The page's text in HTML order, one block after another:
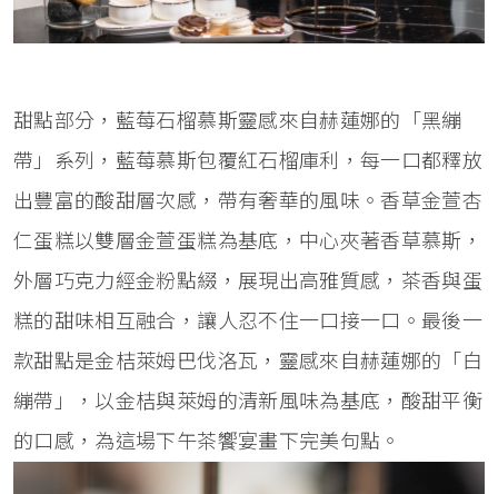
甜點部分，藍莓石榴慕斯靈感來自赫蓮娜的「黑繃
帶」系列，藍莓慕斯包覆紅石榴庫利，每一口都釋放
出豐富的酸甜層次感，帶有奢華的風味。香草金萱杏
仁蛋糕以雙層金萱蛋糕為基底，中心夾著香草慕斯，
外層巧克力經金粉點綴，展現出高雅質感，茶香與蛋
糕的甜味相互融合，讓人忍不住一口接一口。最後一
款甜點是金桔萊姆巴伐洛瓦，靈感來自赫蓮娜的「白
繃帶」，以金桔與萊姆的清新風味為基底，酸甜平衡
的口感，為這場下午茶饗宴畫下完美句點。